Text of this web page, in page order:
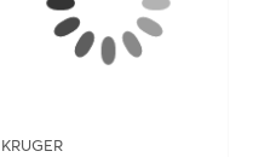
KRUGER